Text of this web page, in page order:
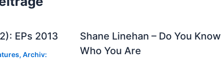
EPs 2013
, Archiv:
Shane Linehan – Do You Know
Who You Are